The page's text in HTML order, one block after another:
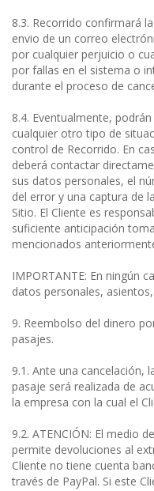
8.3. Recorrido confirmará
envio de un correo
por cualquier perjuicio o
por fallas en el sistema o
durante el proceso de
8.4. Eventualmente,
cualquier otro tipo de
control de Recorrido. En
deberá contactar
sus datos personales, el
del error y una captura de
Sitio. El Cliente es
suficiente anticipación
mencionados
IMPORTANTE: En ningún
datos personales,
9. Reembolso del dinero
pasajes.
9.1. Ante una cancelación,
pasaje será realizada de
la empresa con la cual el
9.2. ATENCIÓN: El medio
permite devoluciones al
Cliente no tiene cuenta
través de PayPal. Si este